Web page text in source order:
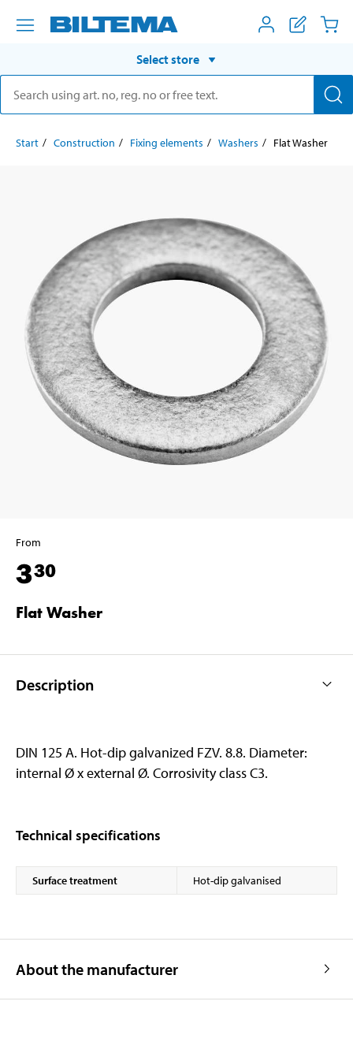
Select store
Start Construction Fixing elements Washers Flat Washer
From
330
Flat Washer
Description
DIN 125 A. Hot-dip galvanized FZV. 8.8. Diameter:
internal Ø x external Ø. Corrosivity class C3.
Technical specifications
Surface treatment Hot-dip galvanised
About the manufacturer